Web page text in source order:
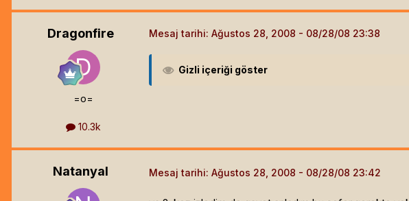
Dragonfire
=o=
10.3k
Mesaj tarihi: Ağustos 28, 2008
Gizli içeriği göster
Natanyal Mesaj tarihi: Ağustos 28, 2008